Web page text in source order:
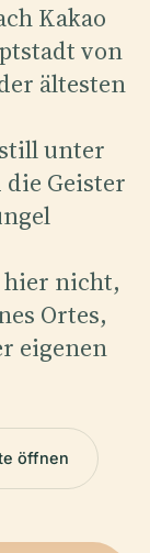
Kakao
von
ältesten
unter
Geister
hier nicht,
Ortes,
eigenen
öffnen